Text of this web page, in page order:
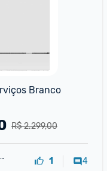
Branco
R$ 2.299,00
1 4